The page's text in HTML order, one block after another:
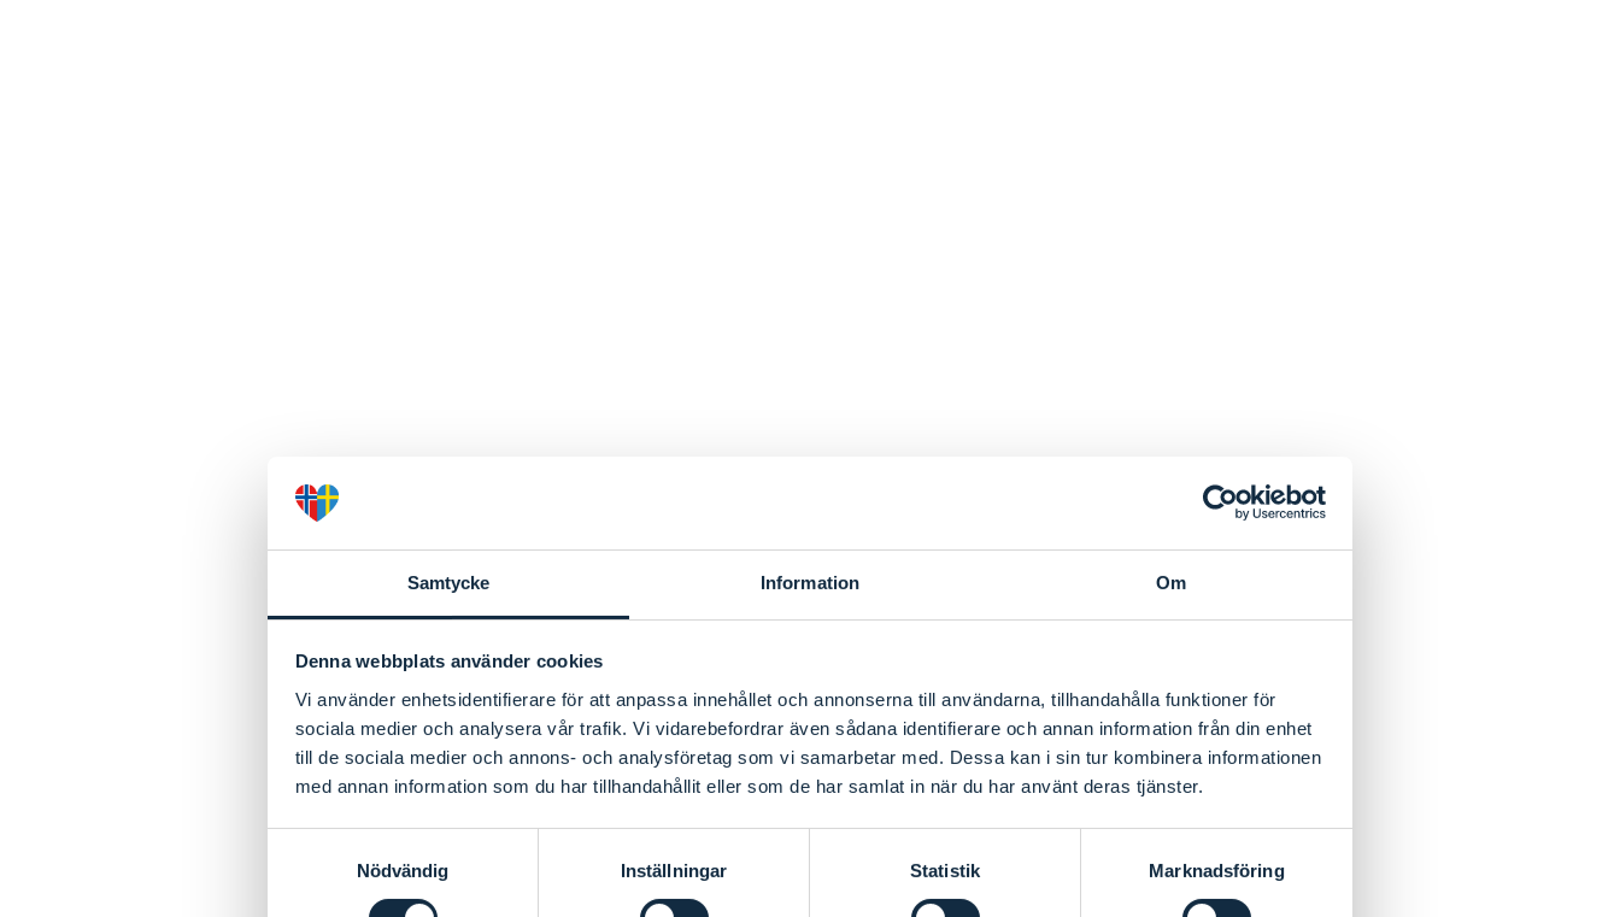
Samtycke Information Om
Denna webbplats använder cookies
Vi använder enhetsidentifierare för att anpassa innehållet och annonserna till användarna, tillhandahålla funktioner för
sociala medier och analysera vår trafik. Vi vidarebefordrar även sådana identifierare och annan information från din enhet
till de sociala medier och annons- och analysföretag som vi samarbetar med. Dessa kan i sin tur kombinera informationen
med annan information som du har tillhandahållit eller som de har samlat in när du har använt deras tjänster.
Nödvändig
Inställningar Statistik Marknadsföring